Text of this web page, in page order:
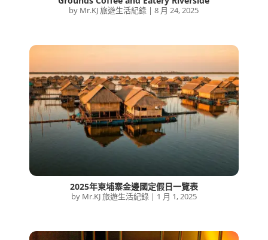
by Mr.KJ 旅遊生活紀錄 |8 月 24, 2025
2025年柬埔寨金邊國定假日一覽表
by Mr.KJ 旅遊生活紀錄| 1 月 1, 2025